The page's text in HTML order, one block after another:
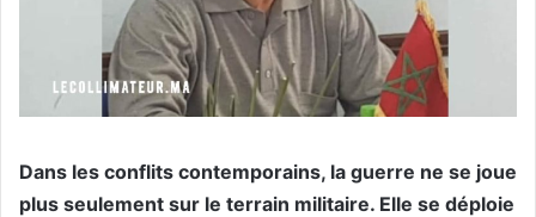
Dans les conflits contemporains, la guerre ne se joue
plus seulement sur le terrain militaire. Elle se déploie